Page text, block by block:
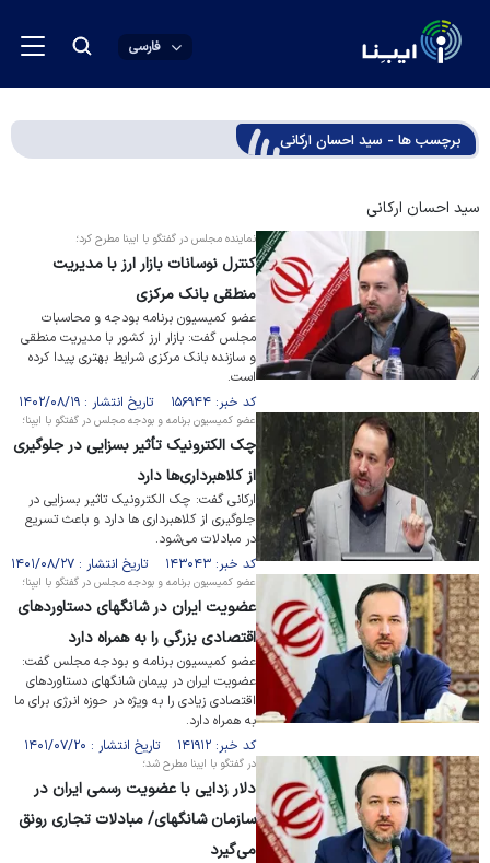
فارسی
برچسب ها - سید احسان ارکانی
سید احسان ارکانی
نماینده مجلس در گفتگو با ایبنا مطرح کرد؛
کنترل نوسانات بازار ارز با مدیریت
منطقی بانک مرکزی
عضو کمیسیون برنامه بودجه و محاسبات
مجلس گفت: بازار ارز کشور با مدیریت منطقی
و سازنده بانک مرکزی شرایط بهتری پیدا کرده
است.
کد خبر: ۱۵۶۹۴۴ تاریخ انتشار : ۱۴۰۲/۰۸/۱۹
عضو کمیسیون برنامه و بودجه مجلس در گفتگو با ایبِنا؛
چک الکترونیک تأثیر بسزایی در جلوگیری
از کلاهبرداری‌ها دارد
ارکانی گفت: چک الکترونیک تاثیر بسزایی در
جلوگیری از کلاهبرداری ها دارد و باعث تسریع
در مبادلات می‌شود.
کد خبر: ۱۴۳۰۴۳ تاریخ انتشار : ۱۴۰۱/۰۸/۲۷
عضو کمیسیون برنامه و بودجه مجلس در گفتگو با ایبِنا؛
عضویت ایران در شانگهای دستاوردهای
اقتصادی بزرگی را به همراه دارد
عضو کمیسیون برنامه و بودجه مجلس گفت:
عضویت ایران در پیمان شانگهای دستاوردهای
اقتصادی زیادی را به ویژه در حوزه انرژی برای ما
به همراه دارد.
کد خبر: ۱۴۱۹۱۲ تاریخ انتشار : ۱۴۰۱/۰۷/۲۰
در گفتگو با ایبنا مطرح شد؛
دلار زدایی با عضویت رسمی ایران در
سازمان شانگهای/ مبادلات تجاری رونق
می‌گیرد